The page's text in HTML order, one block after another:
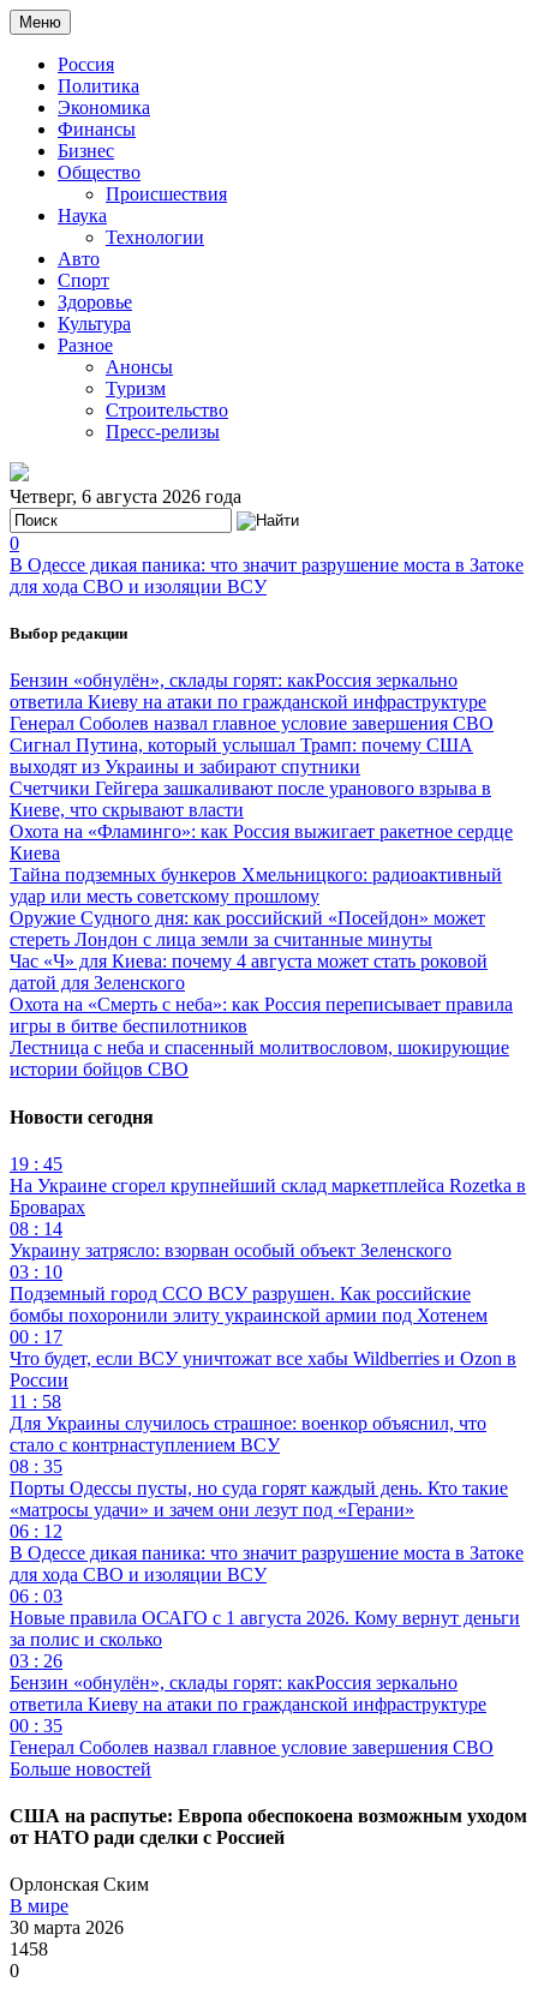
Меню
Россия
Политика
Экономика
Финансы
Бизнес
Общество
Происшествия
Наука
Технологии
Авто
Спорт
Здоровье
Культура
Разное
Анонсы
Туризм
Строительство
Пресс-релизы
Четверг, 6 августа 2026 года
0
В Одессе дикая паника: что значит разрушение моста в Затоке
для хода СВО и изоляции ВСУ
Выбор редакции
Бензин «обнулён», склады горят: какРоссия зеркально
ответила Киеву на атаки по гражданской инфраструктуре
Генерал Соболев назвал главное условие завершения СВО
Сигнал Путина, который услышал Трамп: почему США
выходят из Украины и забирают спутники
Счетчики Гейгера зашкаливают после уранового взрыва в
Киеве, что скрывают власти
Охота на «Фламинго»: как Россия выжигает ракетное сердце
Киева
Тайна подземных бункеров Хмельницкого: радиоактивный
удар или месть советскому прошлому
Оружие Судного дня: как российский «Посейдон» может
стереть Лондон с лица земли за считанные минуты
Час «Ч» для Киева: почему 4 августа может стать роковой
датой для Зеленского
Охота на «Смерть с неба»: как Россия переписывает правила
игры в битве беспилотников
Лестница с неба и спасенный молитвословом, шокирующие
истории бойцов СВО
Новости сегодня
19 : 45
На Украине сгорел крупнейший склад маркетплейса Rozetka в
Броварах
08 : 14
Украину затрясло: взорван особый объект Зеленского
03 : 10
Подземный город ССО ВСУ разрушен. Как российские
бомбы похоронили элиту украинской армии под Хотенем
00 : 17
Что будет, если ВСУ уничтожат все хабы Wildberries и Ozon в
России
11 : 58
Для Украины случилось страшное: военкор объяснил, что
стало с контрнаступлением ВСУ
08 : 35
Порты Одессы пусты, но суда горят каждый день. Кто такие
«матросы удачи» и зачем они лезут под «Герани»
06 : 12
В Одессе дикая паника: что значит разрушение моста в Затоке
для хода СВО и изоляции ВСУ
06 : 03
Новые правила ОСАГО с 1 августа 2026. Кому вернут деньги
за полис и сколько
03 : 26
Бензин «обнулён», склады горят: какРоссия зеркально
ответила Киеву на атаки по гражданской инфраструктуре
00 : 35
Генерал Соболев назвал главное условие завершения СВО
Больше новостей
США на распутье: Европа обеспокоена возможным уходом
от НАТО ради сделки с Россией
Орлонская Ским
В мире
30 марта 2026
1458
0